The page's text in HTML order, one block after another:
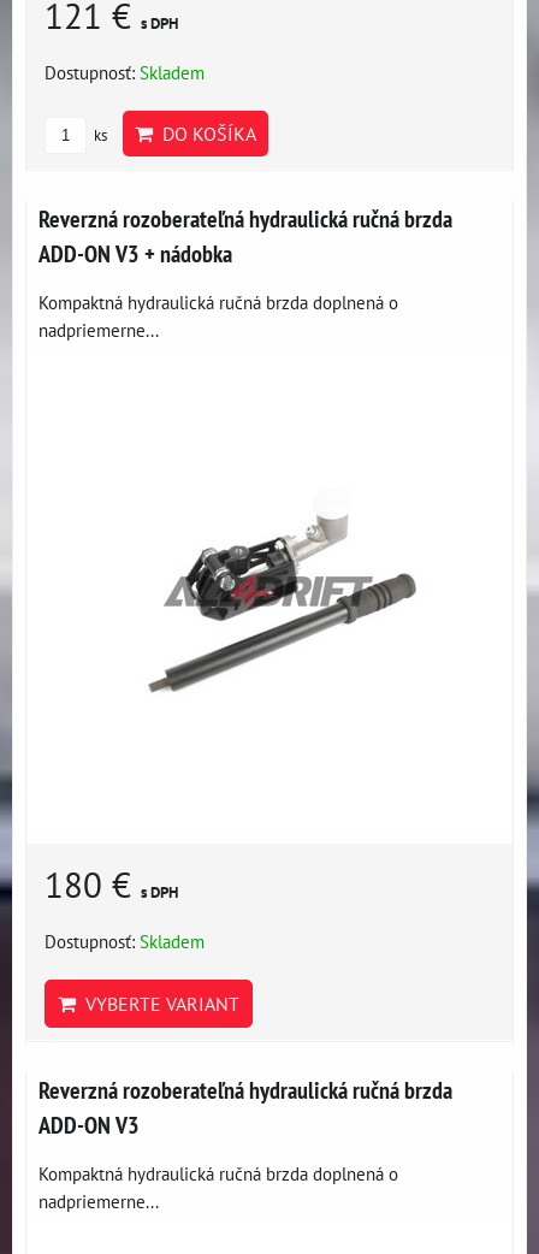
121 € s DPH
Dostupnosť: Skladem
ks DO KOŠÍKA
Reverzná rozoberateľná hydraulická ručná brzda
ADD-ON V3 + nádobka
Kompaktná hydraulická ručná brzda doplnená o
nadpriemerne...
180 € s DPH
Dostupnosť: Skladem
VYBERTE VARIANT
Reverzná rozoberateľná hydraulická ručná brzda
ADD-ON V3
Kompaktná hydraulická ručná brzda doplnená o
nadpriemerne...